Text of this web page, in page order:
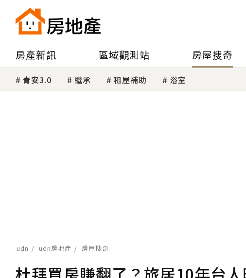
房產新訊 區域觀測站 房屋搜奇
青安3.0 繼承 租屋補助 浴室
udn udn房地產 房屋搜奇